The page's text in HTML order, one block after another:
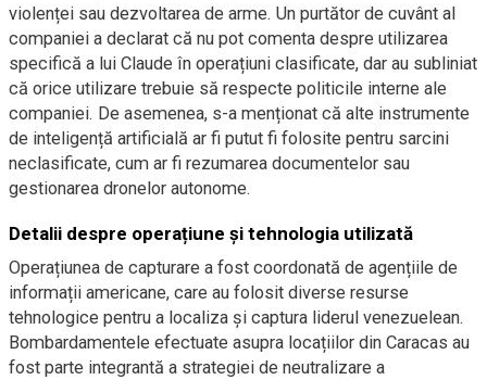
violenței sau dezvoltarea de arme. Un purtător de cuvânt al
companiei a declarat că nu pot comenta despre utilizarea
specifică a lui Claude în operațiuni clasificate, dar au subliniat
că orice utilizare trebuie să respecte politicile interne ale
companiei. De asemenea, s-a menționat că alte instrumente
de inteligență artificială ar fi putut fi folosite pentru sarcini
neclasificate, cum ar fi rezumarea documentelor sau
gestionarea dronelor autonome.
Detalii despre operațiune și tehnologia utilizată
Operațiunea de capturare a fost coordonată de agențiile de
informații americane, care au folosit diverse resurse
tehnologice pentru a localiza și captura liderul venezuelean.
Bombardamentele efectuate asupra locațiilor din Caracas au
fost parte integrantă a strategiei de neutralizare a